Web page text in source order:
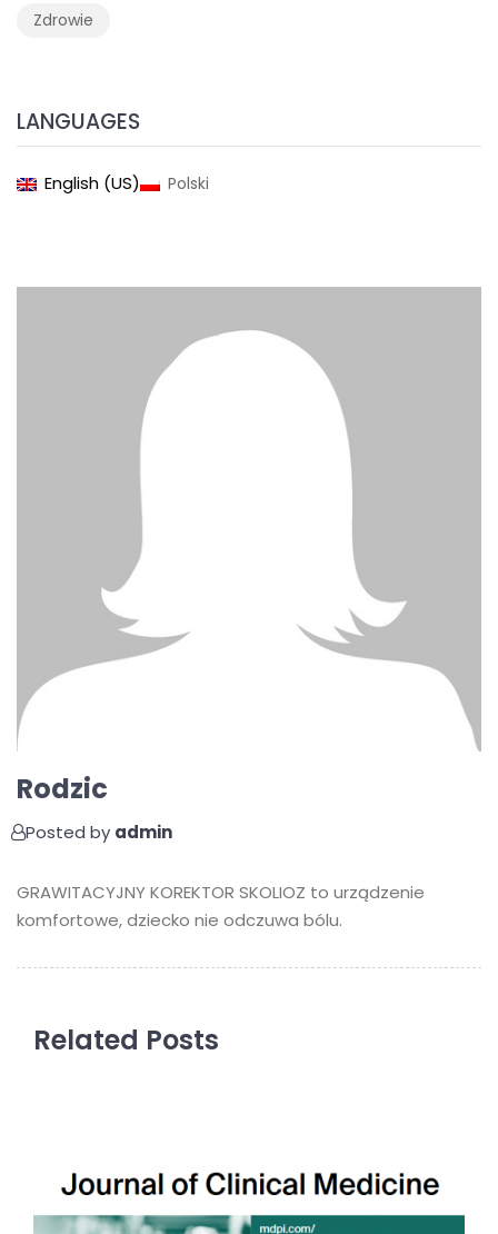
Zdrowie
LANGUAGES
English (US) Polski
Rodzic
Posted by admin
GRAWITACYJNY KOREKTOR SKOLIOZ to urządzenie
komfortowe, dziecko nie odczuwa bólu.
Related Posts